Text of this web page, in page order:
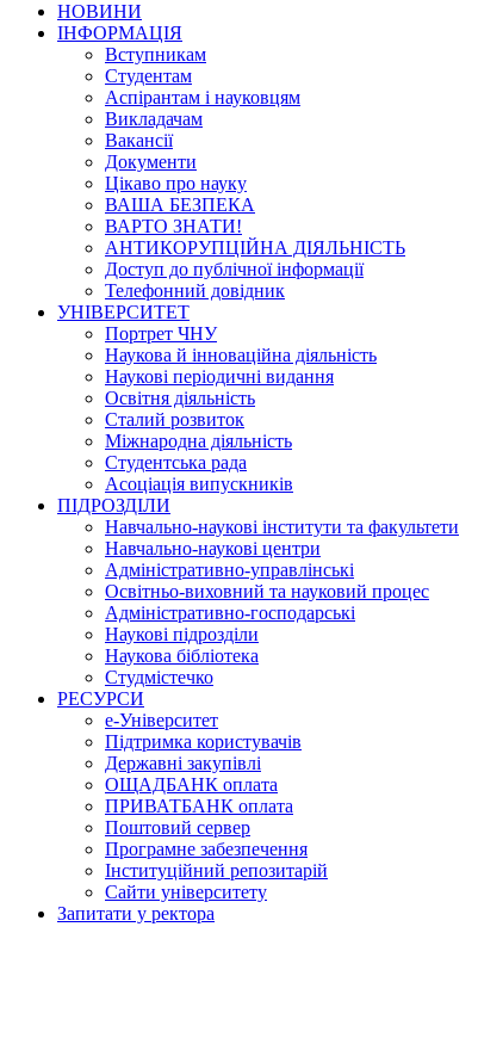
НОВИНИ
ІНФОРМАЦІЯ
Вступникам
Студентам
Аспірантам і науковцям
Викладачам
Вакансії
Документи
Цікаво про науку
ВАША БЕЗПЕКА
ВАРТО ЗНАТИ!
АНТИКОРУПЦІЙНА ДІЯЛЬНІСТЬ
Доступ до публічної інформації
Телефонний довідник
УНІВЕРСИТЕТ
Портрет ЧНУ
Наукова й інноваційна діяльність
Наукові періодичні видання
Освітня діяльність
Сталий розвиток
Міжнародна діяльність
Студентська рада
Асоціація випускників
ПІДРОЗДІЛИ
Навчально-наукові інститути та факультети
Навчально-наукові центри
Адміністративно-управлінські
Освітньо-виховний та науковий процес
Адміністративно-господарські
Наукові підрозділи
Наукова бібліотека
Студмістечко
РЕСУРСИ
е-Університет
Підтримка користувачів
Державні закупівлі
ОЩАДБАНК оплата
ПРИВАТБАНК оплата
Поштовий сервер
Програмне забезпечення
Інституційний репозитарій
Сайти університету
Запитати у ректора